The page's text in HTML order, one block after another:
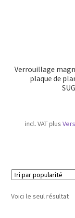
Verrouillage
plaque de
incl. VATplus
Voici le seul résultat